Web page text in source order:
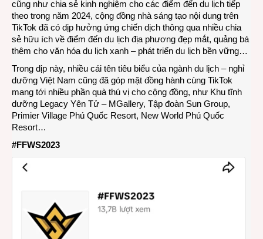
cũng như chia sẻ kinh nghiệm cho các điểm đến du lịch tiếp
theo trong năm 2024, cộng đồng nhà sáng tạo nội dung trên
TikTok đã có dịp hưởng ứng chiến dịch thông qua nhiều chia
sẻ hữu ích về điểm đến du lịch địa phương đẹp mắt, quảng bá
thêm cho văn hóa du lịch xanh – phát triển du lịch bền vững…
Trong dịp này, nhiều cái tên tiêu biểu của ngành du lịch – nghỉ
dưỡng Việt Nam cũng đã góp mặt đồng hành cùng TikTok
mang tới nhiều phần quà thú vị cho cộng đồng, như Khu tĩnh
dưỡng Legacy Yên Tử – MGallery, Tập đoàn Sun Group,
Primier Village Phú Quốc Resort, New World Phú Quốc
Resort…
#FFWS2023